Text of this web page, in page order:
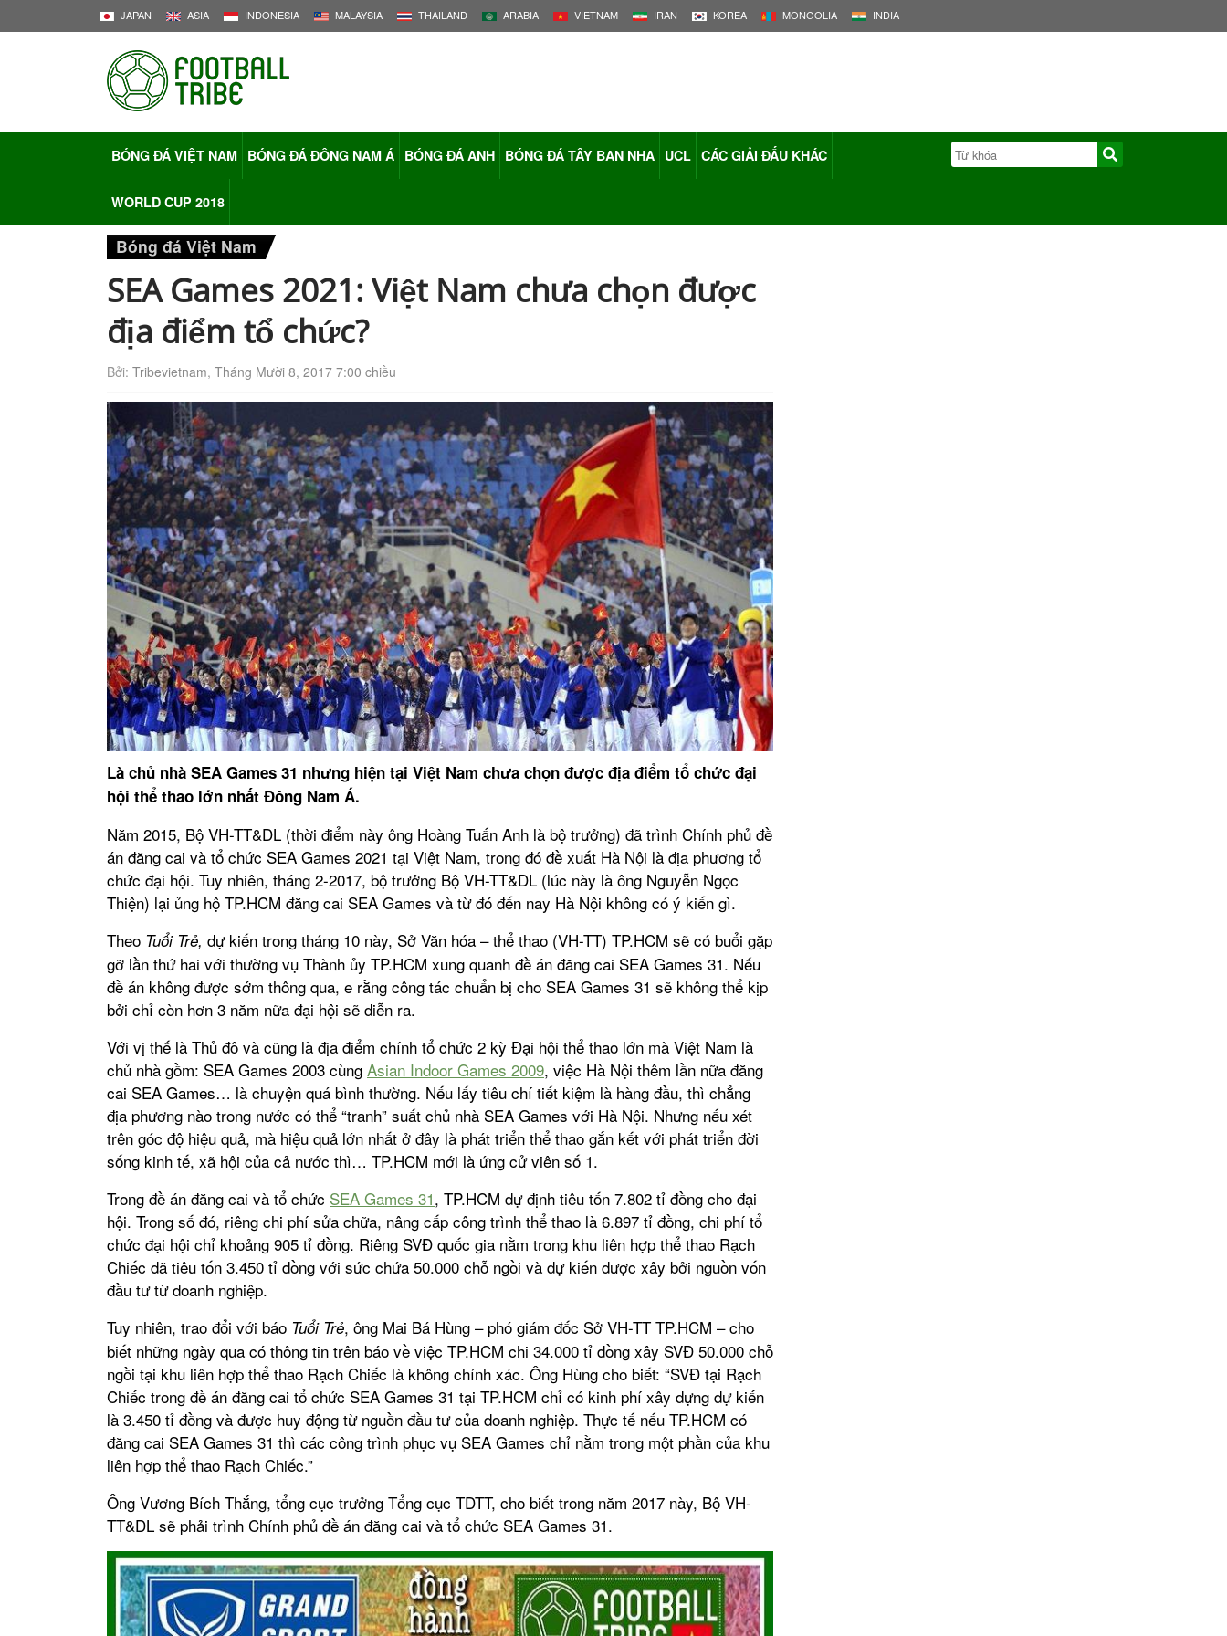
JAPAN ASIA INDONESIA MALAYSIA THAILAND ARABIA VIETNAM IRAN KOREA MONGOLIA INDIA
BÓNG ĐÁ VIỆT NAM BÓNG ĐÁ ĐÔNG NAM Á BÓNG ĐÁ ANH BÓNG ĐÁ TÂY BAN NHA UCL CÁC GIẢI ĐẤU KHÁC
WORLD CUP 2018
Bóng đá Việt Nam
SEA Games 2021: Việt Nam chưa chọn được
địa điểm tổ chức?
Bởi: Tribevietnam, Tháng Mười 8, 2017 7:00 chiều
Là chủ nhà SEA Games 31 nhưng hiện tại Việt Nam chưa chọn được địa điểm tổ chức đại
hội thể thao lớn nhất Đông Nam Á.
Năm 2015, Bộ VH-TT&DL (thời điểm này ông Hoàng Tuấn Anh là bộ trưởng) đã trình Chính phủ đề
án đăng cai và tổ chức SEA Games 2021 tại Việt Nam, trong đó đề xuất Hà Nội là địa phương tổ
chức đại hội. Tuy nhiên, tháng 2-2017, bộ trưởng Bộ VH-TT&DL (lúc này là ông Nguyễn Ngọc
Thiện) lại ủng hộ TP.HCM đăng cai SEA Games và từ đó đến nay Hà Nội không có ý kiến gì.
Theo Tuổi Trẻ, dự kiến trong tháng 10 này, Sở Văn hóa – thể thao (VH-TT) TP.HCM sẽ có buổi gặp
gỡ lần thứ hai với thường vụ Thành ủy TP.HCM xung quanh đề án đăng cai SEA Games 31. Nếu
đề án không được sớm thông qua, e rằng công tác chuẩn bị cho SEA Games 31 sẽ không thể kịp
bởi chỉ còn hơn 3 năm nữa đại hội sẽ diễn ra.
Với vị thế là Thủ đô và cũng là địa điểm chính tổ chức 2 kỳ Đại hội thể thao lớn mà Việt Nam là
chủ nhà gồm: SEA Games 2003 cùng Asian Indoor Games 2009, việc Hà Nội thêm lần nữa đăng
cai SEA Games… là chuyện quá bình thường. Nếu lấy tiêu chí tiết kiệm là hàng đầu, thì chẳng
địa phương nào trong nước có thể “tranh” suất chủ nhà SEA Games với Hà Nội. Nhưng nếu xét
trên góc độ hiệu quả, mà hiệu quả lớn nhất ở đây là phát triển thể thao gắn kết với phát triển đời
sống kinh tế, xã hội của cả nước thì… TP.HCM mới là ứng cử viên số 1.
Trong đề án đăng cai và tổ chức SEA Games 31, TP.HCM dự định tiêu tốn 7.802 tỉ đồng cho đại
hội. Trong số đó, riêng chi phí sửa chữa, nâng cấp công trình thể thao là 6.897 tỉ đồng, chi phí tổ
chức đại hội chỉ khoảng 905 tỉ đồng. Riêng SVĐ quốc gia nằm trong khu liên hợp thể thao Rạch
Chiếc đã tiêu tốn 3.450 tỉ đồng với sức chứa 50.000 chỗ ngồi và dự kiến được xây bởi nguồn vốn
đầu tư từ doanh nghiệp.
Tuy nhiên, trao đổi với báo Tuổi Trẻ, ông Mai Bá Hùng – phó giám đốc Sở VH-TT TP.HCM – cho
biết những ngày qua có thông tin trên báo về việc TP.HCM chi 34.000 tỉ đồng xây SVĐ 50.000 chỗ
ngồi tại khu liên hợp thể thao Rạch Chiếc là không chính xác. Ông Hùng cho biết: “SVĐ tại Rạch
Chiếc trong đề án đăng cai tổ chức SEA Games 31 tại TP.HCM chỉ có kinh phí xây dựng dự kiến
là 3.450 tỉ đồng và được huy động từ nguồn đầu tư của doanh nghiệp. Thực tế nếu TP.HCM có
đăng cai SEA Games 31 thì các công trình phục vụ SEA Games chỉ nằm trong một phần của khu
liên hợp thể thao Rạch Chiếc.”
Ông Vương Bích Thắng, tổng cục trưởng Tổng cục TDTT, cho biết trong năm 2017 này, Bộ VH-
TT&DL sẽ phải trình Chính phủ đề án đăng cai và tổ chức SEA Games 31.